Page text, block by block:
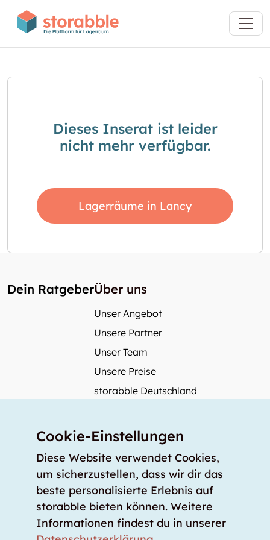
Dieses Inserat ist leider
nicht mehr verfügbar.
Lagerräume in Lancy
Dein RatgeberÜber uns
Unser Angebot
Unsere Partner
Unser Team
Unsere Preise
storabble Deutschland
Mehr über storabble
Medienbeiträge
Wie gross muss ein Lagerraum sein?
Was kostet ein Lagerraum?
Für Lageranbieter
Cookie-Einstellungen
Diese Website verwendet Cookies,
um sicherzustellen, dass wir dir das
beste personalisierte Erlebnis auf
storabble bieten können. Weitere
Informationen findest du in unserer